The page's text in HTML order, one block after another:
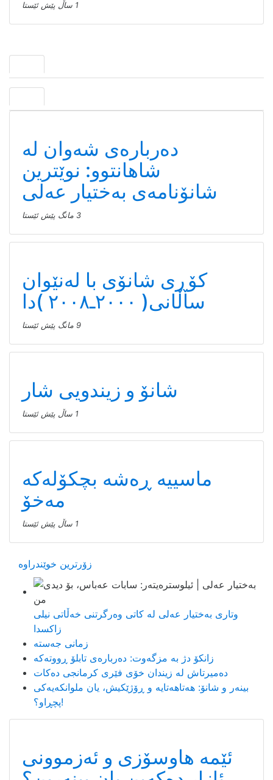
1 ساڵ پێش ئێستا
دەربارەی شەوان لە
شاهانتوو: نوێترین
شانۆنامەی بەختیار عەلی
3 مانگ پێش ئێستا
کۆڕی شانۆی با لەنێوان
ساڵانی( ٢٠٠٠ـ٢٠٠٨ )دا
9 مانگ پێش ئێستا
شانۆ و زیندویی شار
1 ساڵ پێش ئێستا
ماسییه ڕەشە بچکۆلەکە
مەخۆ
1 ساڵ پێش ئێستا
زۆرترین خوێندراوە
وتاری بەختیار عەلی لە کاتی وەرگرتنی خەڵاتی نیلی
زاکسدا
زمانی جەستە
زانکۆ دژ بە مزگەوت: دەربارەى تابلۆ ڕووتەکە
ده‌میرتاش له‌ زیندان خۆی فێری كرمانجی ده‌كات
بینەر و شانۆ: هەتاھەتایە و ڕۆژێکیش، یان ملوانکەیەکی
پچڕاو؟!
ئێمە هاوسۆزی و ئەزموونی